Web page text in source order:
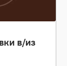
в/из